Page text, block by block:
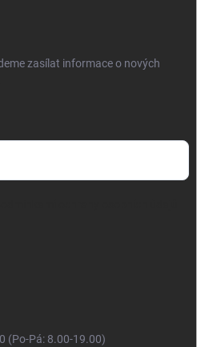
zasílat informace o nových
(Po-Pá: 8.00-19.00)